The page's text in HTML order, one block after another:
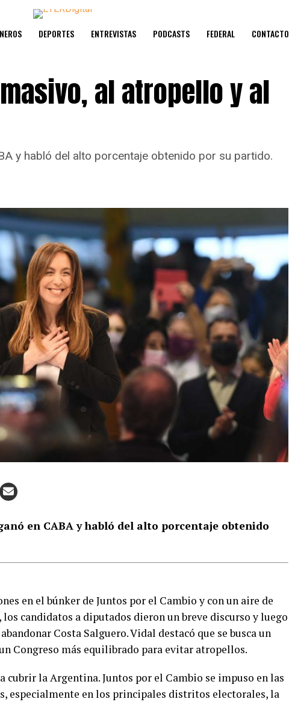
DEPORTES ENTREVISTAS PODCASTS FEDERAL CONTACTO
al atropello y al
y habló del alto porcentaje obtenido por su partido.
en CABA y habló del alto porcentaje obtenido
en el búnker de Juntos por el Cambio y con un aire de
candidatos a diputados dieron un breve discurso y luego
Costa Salguero. Vidal destacó que se busca un
Congreso más equilibrado para evitar atropellos.
la Argentina. Juntos por el Cambio se impuso en las
especialmente en los principales distritos electorales, la